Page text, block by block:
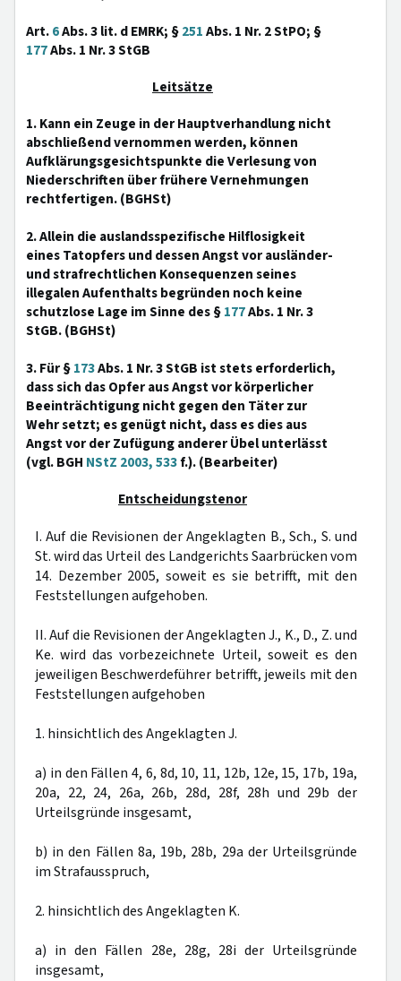
Art.6Abs. 3 lit. d EMRK; §251Abs. 1 Nr. 2 StPO; §
177Abs. 1 Nr. 3 StGB
Leitsätze
1. Kann ein Zeuge in der Hauptverhandlung nicht
abschließend vernommen werden, können
Aufklärungsgesichtspunkte die Verlesung von
Niederschriften über frühere Vernehmungen
rechtfertigen. (BGHSt)
2. Allein die auslandsspezifische Hilflosigkeit
eines Tatopfers und dessen Angst vor ausländer-
und strafrechtlichen Konsequenzen seines
illegalen Aufenthalts begründen noch keine
schutzlose Lage im Sinne des §177Abs. 1 Nr. 3
StGB. (BGHSt)
3. Für §173Abs. 1 Nr. 3 StGB ist stets erforderlich,
dass sich das Opfer aus Angst vor körperlicher
Beeinträchtigung nicht gegen den Täter zur
Wehr setzt; es genügt nicht, dass es dies aus
Angst vor der Zufügung anderer Übel unterlässt
(vgl. BGH NStZ 2003, 533f.). (Bearbeiter)
Entscheidungstenor
I. Auf die Revisionen der Angeklagten B., Sch., S. und
St. wird das Urteil des Landgerichts Saarbrücken vom
14. Dezember 2005, soweit es sie betrifft, mit den
Feststellungen aufgehoben.
II. Auf die Revisionen der Angeklagten J., K., D., Z. und
Ke. wird das vorbezeichnete Urteil, soweit es den
jeweiligen Beschwerdeführer betrifft, jeweils mit den
Feststellungen aufgehoben
1. hinsichtlich des Angeklagten J.
a) in den Fällen 4, 6, 8d, 10, 11, 12b, 12e, 15, 17b, 19a,
20a, 22, 24, 26a, 26b, 28d, 28f, 28h und 29b der
Urteilsgründe insgesamt,
b) in den Fällen 8a, 19b, 28b, 29a der Urteilsgründe
im Strafausspruch,
2. hinsichtlich des Angeklagten K.
a) in den Fällen 28e, 28g, 28i der Urteilsgründe
insgesamt,